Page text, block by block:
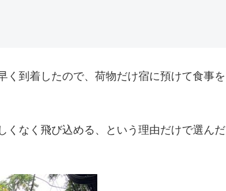
到着したので、荷物だけ宿に預けて食事を
くなく飛び込める、という理由だけで選んだ